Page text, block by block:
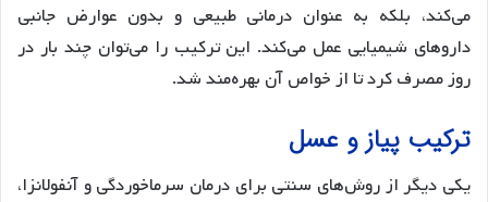
می‌کند، بلکه به عنوان درمانی طبیعی و بدون عوارض جانبی
داروهای شیمیایی عمل می‌کند. این ترکیب را می‌توان چند بار در
روز مصرف کرد تا از خواص آن بهره‌مند شد.
ترکیب پیاز و عسل
یکی دیگر از روش‌های سنتی برای درمان سرماخوردگی و آنفولانزا،